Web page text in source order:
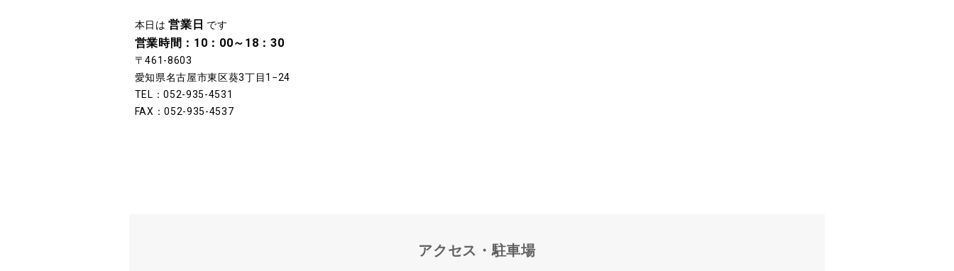
本日は営業日 です
営業時間：10：00～18：30
〒461-8603
愛知県名古屋市東区葵3丁目1−24
TEL：052-935-4531
FAX：052-935-4537
アクセス・駐車場